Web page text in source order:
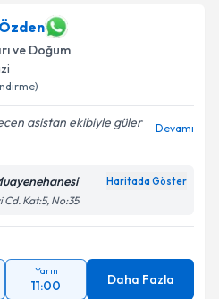
ve Doğum
asistan ekibiyle güler
Devamı
Haritada Göster
Kat:5, No:35
Yarın
11:00 Daha Fazla